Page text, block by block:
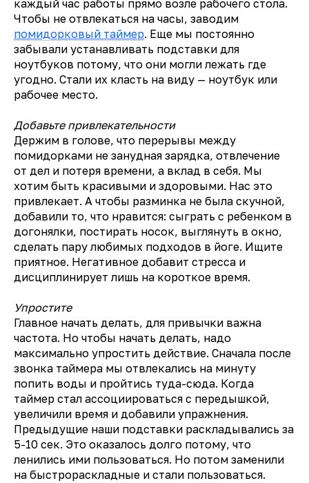
каждый час работы прямо возле рабочего стола.
Чтобы не отвлекаться на часы, заводим
помидорковый таймер. Еще мы постоянно
забывали устанавливать подставки для
ноутбуков потому, что они могли лежать где
угодно. Стали их класть на виду — ноутбук или
рабочее место.
Добавьте привлекательности
Держим в голове, что перерывы между
помидорками не занудная зарядка, отвлечение
от дел и потеря времени, а вклад в себя. Мы
хотим быть красивыми и здоровыми. Нас это
привлекает. А чтобы разминка не была скучной,
добавили то, что нравится: сыграть с ребенком в
догонялки, постирать носок, выглянуть в окно,
сделать пару любимых подходов в йоге. Ищите
приятное. Негативное добавит стресса и
дисциплинирует лишь на короткое время.
Упростите
Главное начать делать, для привычки важна
частота. Но чтобы начать делать, надо
максимально упростить действие. Сначала после
звонка таймера мы отвлекались на минуту
попить воды и пройтись туда-сюда. Когда
таймер стал ассоциироваться с передышкой,
увеличили время и добавили упражнения.
Предыдущие наши подставки раскладывались за
5-10 сек. Это оказалось долго потому, что
ленились ими пользоваться. Но потом заменили
на быстрораскладные и стали пользоваться.